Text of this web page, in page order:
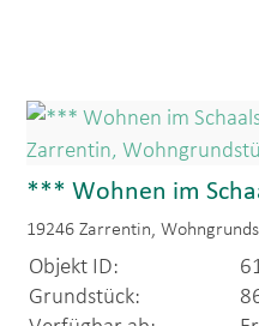
*** Wohnen im
19246 Zarrentin,
Objekt ID:
Grundstück: